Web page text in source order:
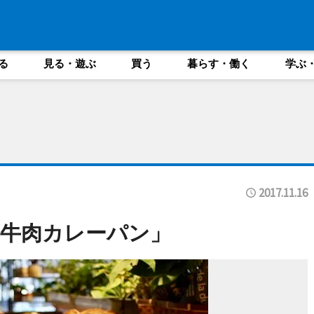
見る・遊ぶ 買う 暮らす・働く 学ぶ
2017.11.16
肉カレーパン」